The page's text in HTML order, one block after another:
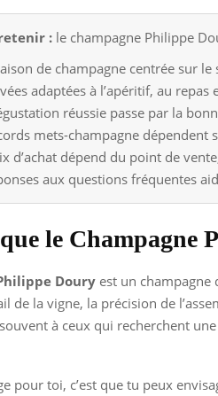
: le champagne Philippe
de champagne centrée sur
adaptées à l’apéritif, au repas
réussie passe par la
mets-champagne
d’achat dépend du point de
aux questions fréquentes
que le Champagne
Doury est un champagne
de la vigne, la précision de
à ceux qui recherchent
pour toi, c’est que tu peux